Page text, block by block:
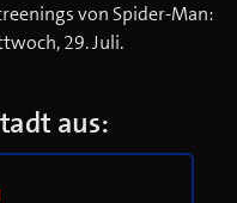
von Spider-Man:
29. Juli.
aus: